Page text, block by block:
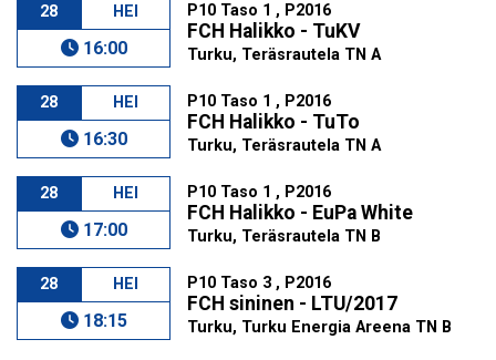
28 HEI
16:00
P10 Taso 1 , P2016
FCH Halikko - TuKV
Turku, Teräsrautela TN A
28 HEI
16:30
P10 Taso 1 , P2016
FCH Halikko - TuTo
Turku, Teräsrautela TN A
28 HEI
17:00
P10 Taso 1 , P2016
FCH Halikko - EuPa White
Turku, Teräsrautela TN B
28 HEI
18:15
P10 Taso 3 , P2016
FCH sininen - LTU/2017
Turku, Turku Energia Areena TN B